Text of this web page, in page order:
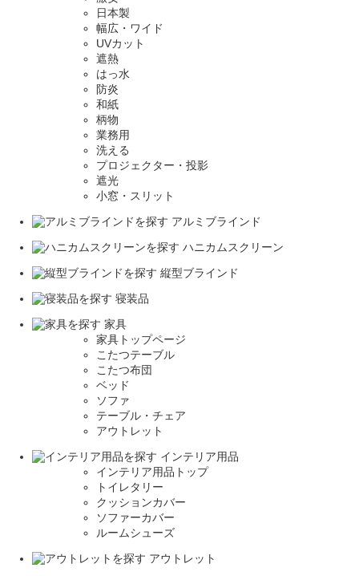
日本製
幅広・ワイド
UVカット
遮熱
はっ水
防炎
和紙
柄物
業務用
洗える
プロジェクター・投影
遮光
小窓・スリット
アルミブラインド
ハニカムスクリーン
縦型ブラインド
寝装品
家具
家具トップページ
こたつテーブル
こたつ布団
ベッド
ソファ
テーブル・チェア
アウトレット
インテリア用品
インテリア用品トップ
トイレタリー
クッションカバー
ソファーカバー
ルームシューズ
アウトレット